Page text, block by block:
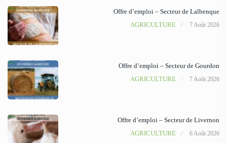
Offre d’emploi – Secteur de Lalbenque
AGRICULTURE
7 Août 2026
Offre d’emploi – Secteur de Gourdon
AGRICULTURE
7 Août 2026
Offre d’emploi – Secteur de Livernon
AGRICULTURE
6 Août 2026